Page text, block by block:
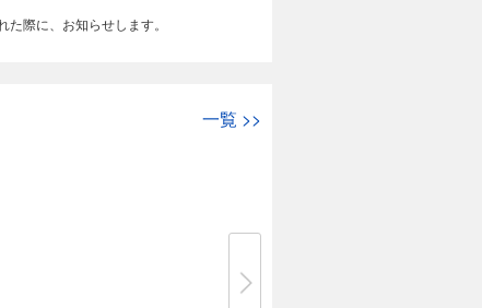
際に、お知らせします。
一覧 >>